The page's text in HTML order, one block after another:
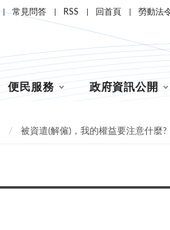
常見問答 RSS 回首頁 勞動法
便民服務 政府資訊公開
被資遣(解僱)，我的權益要注意什麼?